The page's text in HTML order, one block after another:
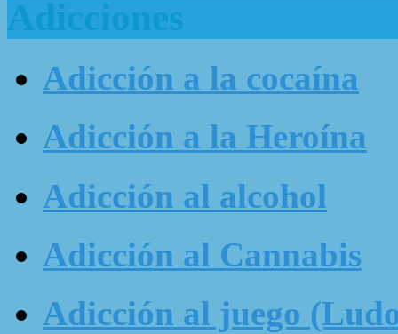
Adicciones
Adicción a la cocaína
Adicción a la Heroína
Adicción al alcohol
Adicción al Cannabis
Adicción al juego